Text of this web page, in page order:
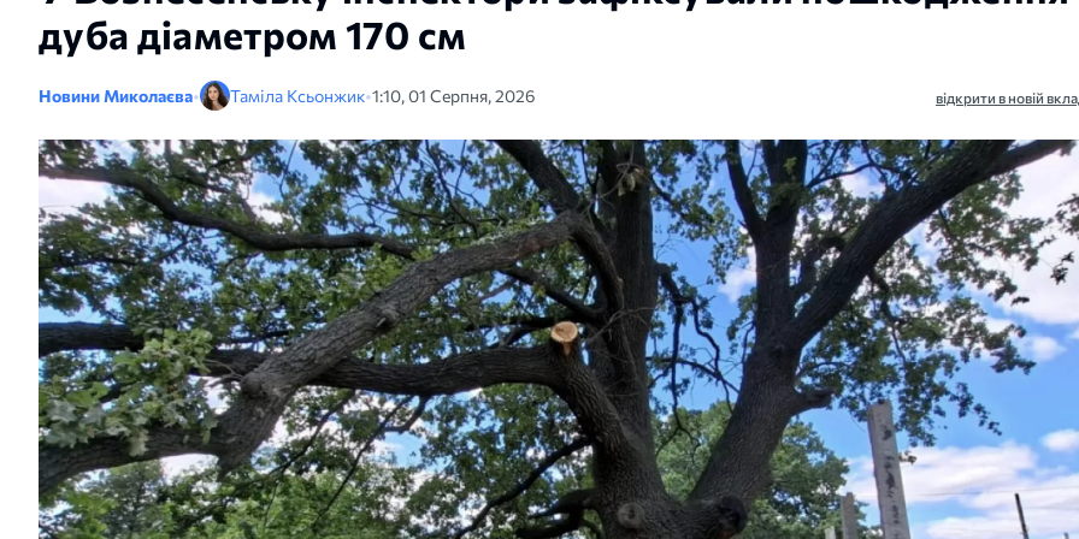
дуба діаметром 170 см
Новини Миколаєва• Таміла Ксьонжик•1:10, 01 Серпня, 2026 відкрити в новій